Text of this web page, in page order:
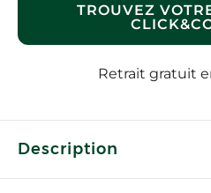
TROUVEZ
Retrait gratuit
Description